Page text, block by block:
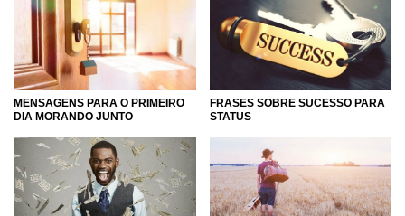
como o sucesso da sociedade pode ser alcançado a partir
de mudanças simples. Sempre que estiver precisando
aumentar a sua autoconfiança ou precisando de uma
ajuda para enfrentar as dificuldades que podem tomar
conta de parte da sua vida, visite essa categoria.
auxílio para aproveitar o que existe de melhor em uma vida
de sucesso, compartilhe as frases que estão aqui!
O sucesso que você busca pode ser mais simples de
MENSAGENS PARA O PRIMEIRO
DIA MORANDO JUNTO
FRASES SOBRE SUCESSO PARA
STATUS